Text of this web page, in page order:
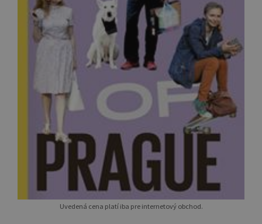
Uvedená cena platí iba pre internetový obchod.